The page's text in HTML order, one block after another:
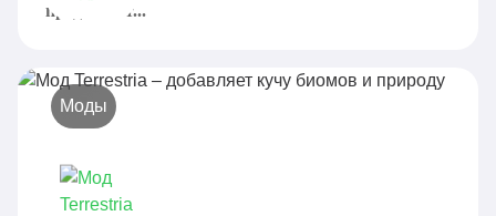
предлагает...
Моды